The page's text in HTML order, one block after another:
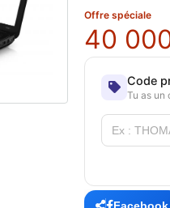
Offre spéciale
40
Code
Tu as un
Facebook